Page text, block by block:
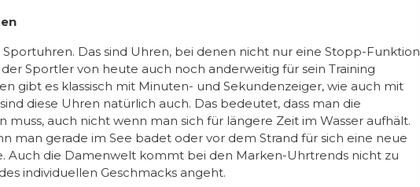
Das sind Uhren, bei denen nicht nur eine Stopp-Funktion
Sportler von heute auch noch anderweitig für sein Training
gibt es klassisch mit Minuten- und Sekundenzeiger, wie auch mit
diese Uhren natürlich auch. Das bedeutet, dass man die
muss, auch nicht wenn man sich für längere Zeit im Wasser aufhält.
man gerade im See badet oder vor dem Strand für sich eine neue
Auch die Damenwelt kommt bei den Marken-Uhrtrends nicht zu
individuellen Geschmacks angeht.